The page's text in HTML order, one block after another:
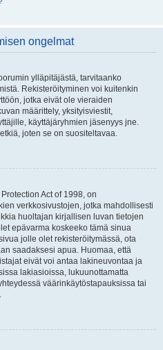
ongelmat
ylläpitäjästä, tarvitaanko
Rekisteröityminen voi kuitenkin
jotka eivät ole vieraiden
määrittely, yksityisviestit,
käyttäjäryhmien jäsenyys jne.
joten se on suositeltavaa.
Act of 1998, on
verkkosivustojen, jotka mahdollisesti
huoltajan kirjallisen luvan tietojen
epävarma koskeeko tämä sinua
jolle olet rekisteröitymässä, ota
saadaksesi apua. Huomaa, että
eivät voi antaa lakineuvontaa ja
lakiasioissa, lukuunottamatta
väärinkäytöstapauksissa tai